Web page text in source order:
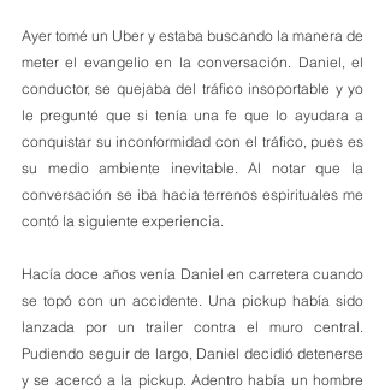
Ayer tomé un Uber y estaba buscando la manera de
meter el evangelio en la conversación. Daniel, el
conductor, se quejaba del tráfico insoportable y yo
le pregunté que si tenía una fe que lo ayudara a
conquistar su inconformidad con el tráfico, pues es
su medio ambiente inevitable. Al notar que la
conversación se iba hacia terrenos espirituales me
contó la siguiente experiencia.
Hacía doce años venía Daniel en carretera cuando
se topó con un accidente. Una pickup había sido
lanzada por un trailer contra el muro central.
Pudiendo seguir de largo, Daniel decidió detenerse
y se acercó a la pickup. Adentro había un hombre